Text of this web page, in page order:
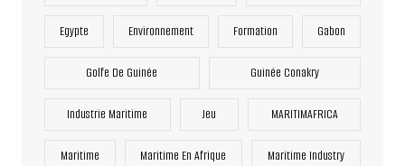
Egypte Environnement Formation Gabon
Golfe De Guinée Guinée Conakry
Industrie Maritime Jeu MARITIMAFRICA
Maritime Maritime En Afrique Maritime Industry